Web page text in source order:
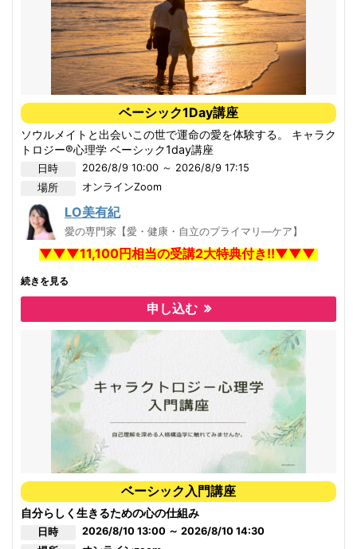
そしてそれは、誰か特別な人だけができるものではなく、
どんな人の中にも、ちゃんとある力です。
もし今、
・同じことで悩み続けている
・人間関係で苦しくなる
・自分責めが止まらない
・頑張っているのに満たされない
・もっと自分らしく生きたい
そんな思いがあるなら、
まずは一緒に“今の自分を知ること”から始めてみませんか？
ZOOM及び対面での講座ご希望も受け付けています
特に、子どもに寄り添う専門家とも言える、教職・保育士の方は、日々た
くさんのサポートをしておられると思います。
この講座では、一人一人の個別性を理解すること、それにはどうすれば良
いか、また、統一化したルーティンの関わり方ではなく、個別性に合わせ
た対応を学ぶことが出来ます。
また、自分自身についても深く知ることが出来ると思います。
今まで深く学んでこられて、それでもわからないこと、深めたいことがあ
る方にもおすすめします。
ベーシック1Day講座
ソウルメイトと出会いこの世で運命の愛を体験する。 キャラク
トロジー®心理学 ベーシック1day講座
日時
2026/8/9 10:00 ～ 2026/8/9 17:15
場所
オンラインZoom
LO美有紀
愛の専門家【愛・健康・自立のプライマリ―ケア】
▼▼▼11,100円相当の受講2大特典付き!!▼▼▼
【特典１】
SAS(セルフ・アウェアネス・スキル)
※通常1セッション10,000円
【特典２】
キャラクトロジータイプ別「地雷とツボ」
ハンドブックをテキストに同封してお届け。
※別途購入1,100円
日程が合わない方は
ご都合の良い日時で3時間×2日間など
【合計6時間でのリクエスト開催】も可能です。
お気軽にお問い合わせください。
続きを見る
申し込む
ベーシック入門講座
自分らしく生きるための心の仕組み
日時
2026/8/10 13:00 ～ 2026/8/10 14:30